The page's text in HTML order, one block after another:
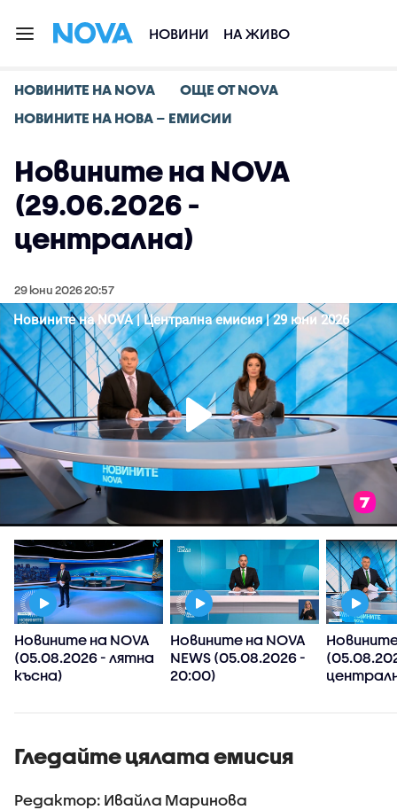
НОВИНИ НА ЖИВО
НОВИНИТЕ НА NOVA
ОЩЕ ОТ NOVA
НОВИНИТЕ НА НОВА – ЕМИСИИ
Новините на NOVA
(29.06.2026 -
централна)
29 юни 2026 20:57
Новините на NOVA
(05.08.2026 - лятна
късна)
Новините на NOVA
NEWS (05.08.2026 -
20:00)
Гледайте цялата емисия
Редактор: Ивайла Маринова